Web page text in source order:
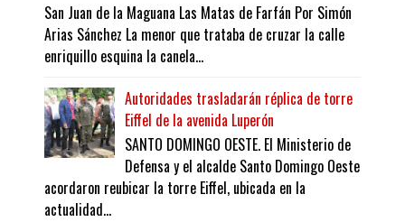
San Juan de la Maguana Las Matas de Farfán Por Simón
Arias Sánchez La menor que trataba de cruzar la calle
enriquillo esquina la canela...
Autoridades trasladarán réplica de torre
Eiffel de la avenida Luperón
SANTO DOMINGO OESTE. El Ministerio de
Defensa y el alcalde Santo Domingo Oeste
acordaron reubicar la torre Eiffel, ubicada en la
actualidad...